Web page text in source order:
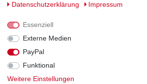
Barrierefreiheitserklärung
Daten­schutz­erklärung
Impressum
Essenziell
Externe Medien
PayPal
Funktional
Weitere Einstellungen